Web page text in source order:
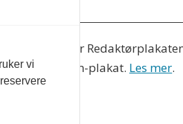
etter
Vær Varsom-plakat. Les mer.
vi